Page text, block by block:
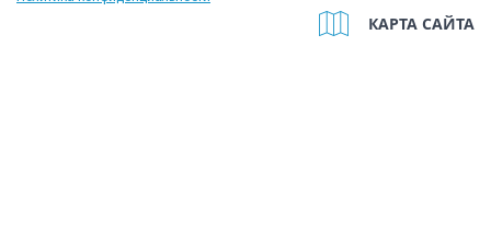
КАРТА САЙТА